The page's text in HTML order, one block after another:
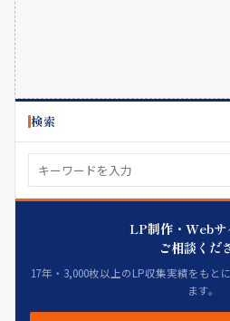
検索
LP制作・Webサ
ご相談くだ
17年・3,000枚以上のLP収集実績をもと
ます。